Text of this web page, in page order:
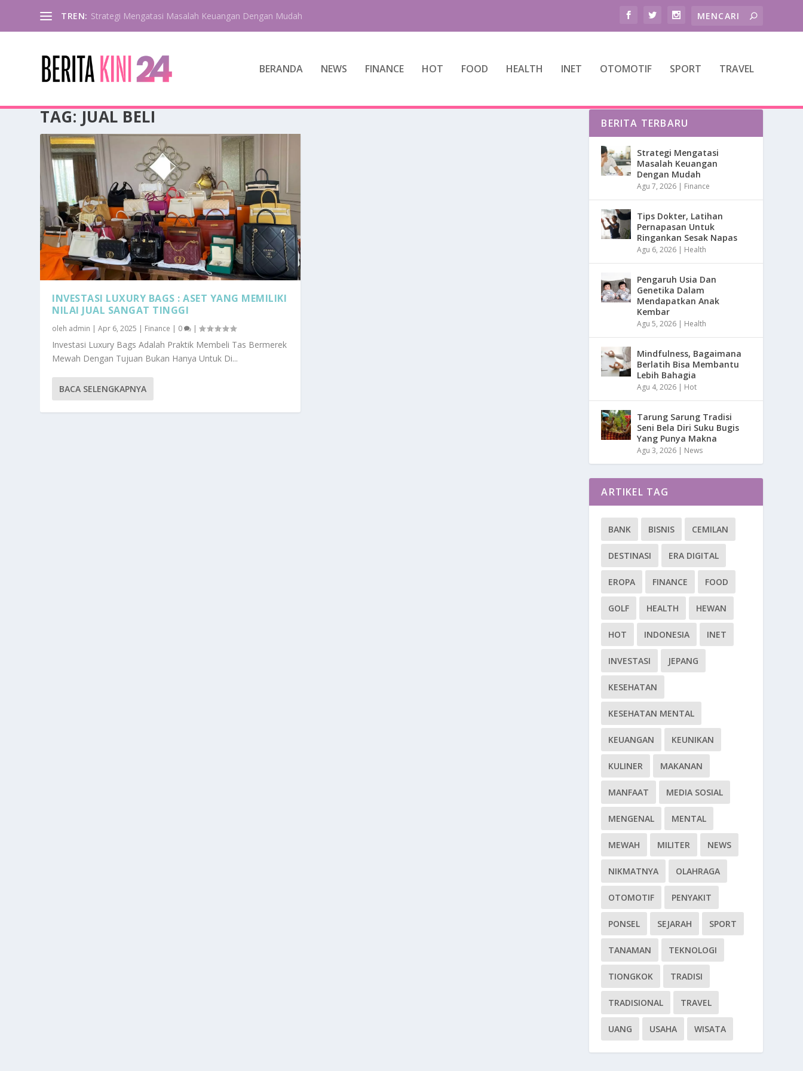
TREN: Strategi Mengatasi Masalah Keuangan Dengan Mudah
BERANDA NEWS FINANCE HOT FOOD HEALTH INET OTOMOTIF SPORT TRAVEL
TAG: JUAL BELI
INVESTASI LUXURY BAGS : ASET YANG MEMILIKI
NILAI JUAL SANGAT TINGGI
oleh admin |Apr 6, 2025 | Finance | 0 |
Investasi Luxury Bags Adalah Praktik Membeli Tas Bermerek
Mewah Dengan Tujuan Bukan Hanya Untuk Di...
BACA SELENGKAPNYA
BERITA TERBARU
Strategi Mengatasi
Masalah Keuangan
Dengan Mudah
Agu 7, 2026 | Finance
Tips Dokter, Latihan
Pernapasan Untuk
Ringankan Sesak Napas
Agu 6, 2026 | Health
Pengaruh Usia Dan
Genetika Dalam
Mendapatkan Anak
Kembar
Agu 5, 2026 | Health
Mindfulness, Bagaimana
Berlatih Bisa Membantu
Lebih Bahagia
Agu 4, 2026 | Hot
Tarung Sarung Tradisi
Seni Bela Diri Suku Bugis
Yang Punya Makna
Agu 3, 2026 | News
ARTIKEL TAG
BANK BISNIS CEMILAN
DESTINASI ERA DIGITAL
EROPA FINANCE FOOD
GOLF HEALTH HEWAN
HOT INDONESIA INET
INVESTASI JEPANG
KESEHATAN
KESEHATAN MENTAL
KEUANGAN KEUNIKAN
KULINER MAKANAN
MANFAAT MEDIA SOSIAL
MENGENAL MENTAL
MEWAH MILITER NEWS
NIKMATNYA OLAHRAGA
OTOMOTIF PENYAKIT
PONSEL SEJARAH SPORT
TANAMAN TEKNOLOGI
TIONGKOK TRADISI
TRADISIONAL TRAVEL
UANG USAHA WISATA